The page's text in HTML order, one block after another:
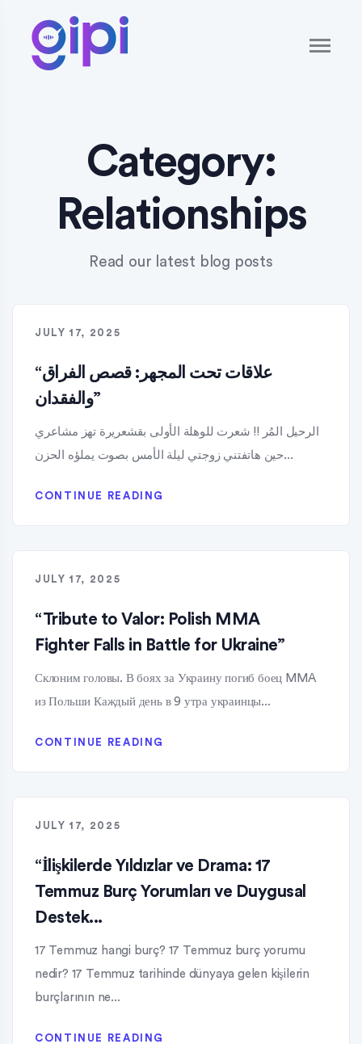
Category:
Relationships
Read our latest blog posts
JULY 17, 2025
“علاقات تحت المجهر: قصص الفراق
والفقدان”
الرحيل المُر !! شعرت للوهلة الأولى بقشعريرة تهز مشاعري
حين هاتفتني زوجتي ليلة الأمس بصوت يملؤه الحزن...
CONTINUE READING
JULY 17, 2025
“Tribute to Valor: Polish MMA
Fighter Falls in Battle for Ukraine”
Склоним головы. В боях за Украину погиб боец MMA
из Польши Каждый день в 9 утра украинцы...
CONTINUE READING
JULY 17, 2025
“İlişkilerde Yıldızlar ve Drama: 17
Temmuz Burç Yorumları ve Duygusal
Destek...
17 Temmuz hangi burç? 17 Temmuz burç yorumu
nedir? 17 Temmuz tarihinde dünyaya gelen kişilerin
burçlarının ne...
CONTINUE READING